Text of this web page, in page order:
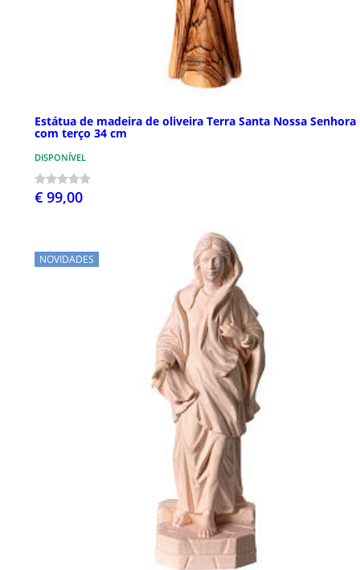
Estátua de madeira de oliveira Terra Santa Nossa Senhora
com terço 34 cm
DISPONÍVEL
€ 99,00
NOVIDADES